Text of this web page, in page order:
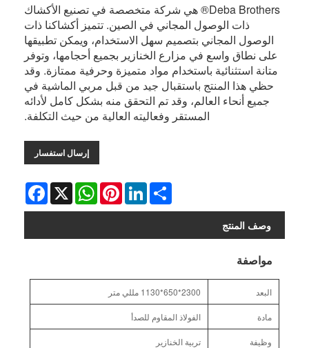
Deba Brothers® هي شركة متخصصة في تصنيع الأكشاك
ذات الوصول المجاني في الصين. تتميز أكشاكنا ذات
الوصول المجاني بتصميم سهل الاستخدام، ويمكن تطبيقها
على نطاق واسع في مزارع الخنازير بجميع أحجامها، وتوفر
متانة استثنائية باستخدام مواد متميزة وحرفية ممتازة. وقد
حظي هذا المنتج باستقبال جيد من قبل مربي الماشية في
جميع أنحاء العالم، وقد تم التحقق منه بشكل كامل لأدائه
المستقر وفعاليته العالية من حيث التكلفة.
إرسال استفسار
Facebook X
WhatsAppPinterestLinkedInShare
وصف المنتج
مواصفة
البعد 2300*650*1130 مللي متر
مادة الفولاذ المقاوم للصدأ
وظيفة تربية الخنازير